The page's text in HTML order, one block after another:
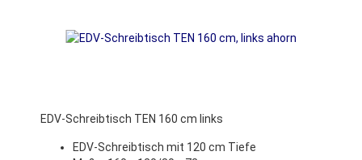
EDV-Schreibtisch TEN 160 cm links
EDV-Schreibtisch mit 120 cm Tiefe